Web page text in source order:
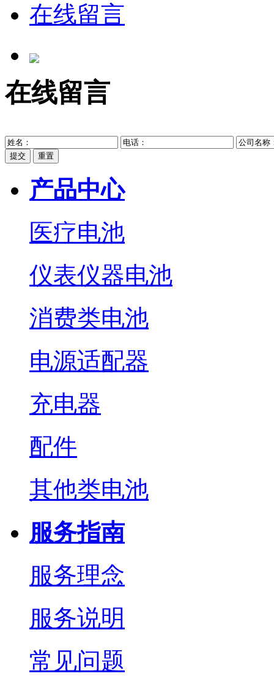
在线留言
在线留言
提交 重置
产品中心
医疗电池
仪表仪器电池
消费类电池
电源适配器
充电器
配件
其他类电池
服务指南
服务理念
服务说明
常见问题